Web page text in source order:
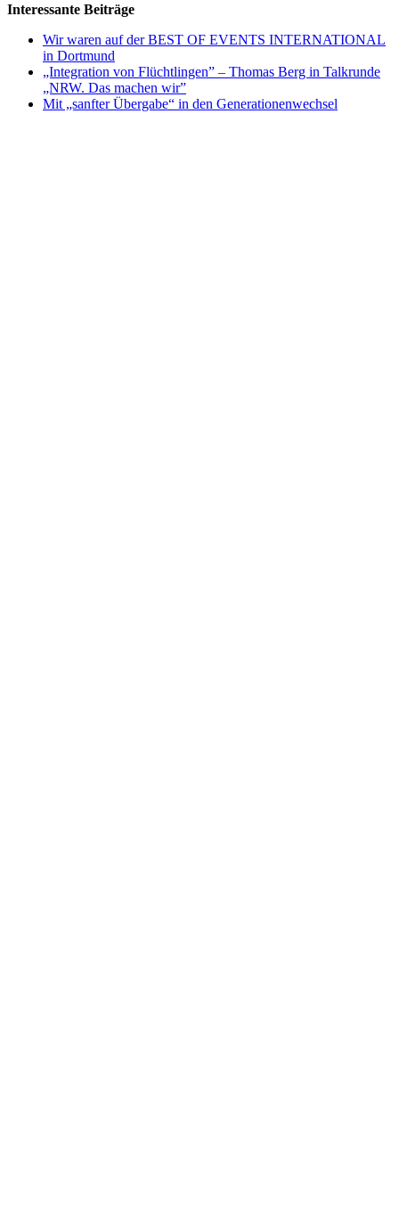
Interessante Beiträge
Wir waren auf der BEST OF EVENTS INTERNATIONAL
in Dortmund
„Integration von Flüchtlingen” – Thomas Berg in Talkrunde
„NRW. Das machen wir”
Mit „sanfter Übergabe“ in den Generationenwechsel